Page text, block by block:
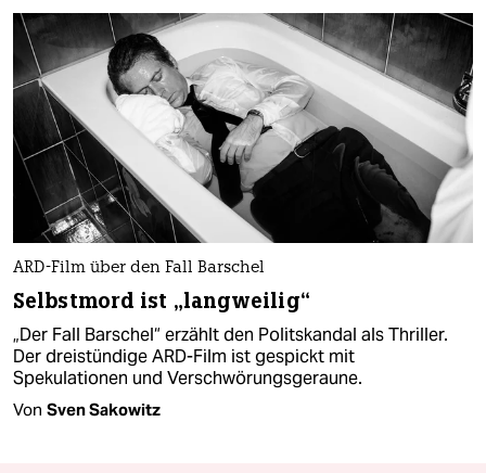
ARD-Film über den Fall Barschel
Selbstmord ist „langweilig“
„Der Fall Barschel“ erzählt den Politskandal als Thriller.
Der dreistündige ARD-Film ist gespickt mit
Spekulationen und Verschwörungsgeraune.
Von Sven Sakowitz